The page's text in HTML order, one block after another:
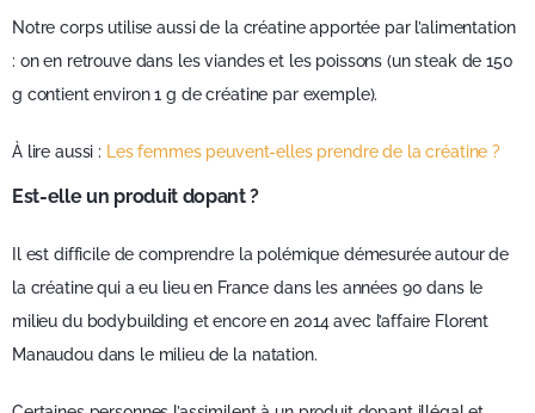
Notre corps utilise aussi de la créatine apportée par l’alimentation
: on en retrouve dans les viandes et les poissons (un steak de 150
g contient environ 1 g de créatine par exemple).
À lire aussi : Les femmes peuvent-elles prendre de la créatine ?
Est-elle un produit dopant ?
Il est difficile de comprendre la polémique démesurée autour de
la créatine qui a eu lieu en France dans les années 90 dans le
milieu du bodybuilding et encore en 2014 avec l’affaire Florent
Manaudou dans le milieu de la natation.